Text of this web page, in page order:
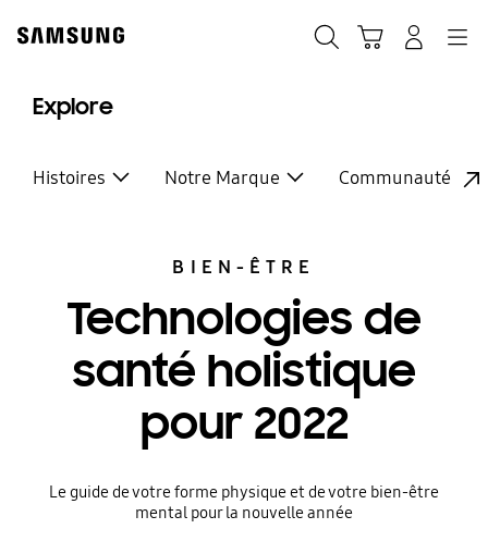
content
Explore
Histoires Notre Marque Communauté
BIEN-ÊTRE
Technologies de
santé holistique
pour 2022
Le guide de votre forme physique et de votre bien-être
mental pour la nouvelle année